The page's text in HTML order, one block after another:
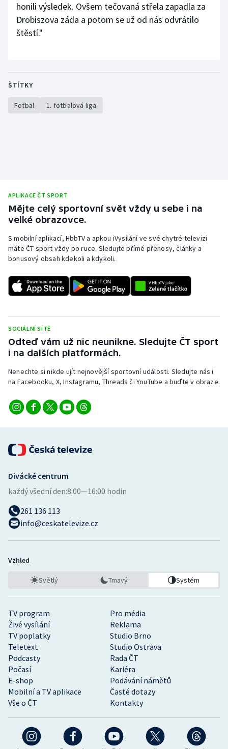
honili výsledek. Ovšem tečovaná střela zapadla za
Drobiszova záda a potom se už od nás odvrátilo
štěstí."
ŠTÍTKY
Fotbal 1. fotbalová liga
APLIKACE ČT SPORT
Mějte celý sportovní svět vždy u sebe i na
velké obrazovce.
S mobilní aplikací, HbbTV a apkou iVysílání ve své chytré televizi
máte ČT sport vždy po ruce. Sledujte přímé přenosy, články a
bonusový obsah kdekoli a kdykoli.
SOCIÁLNÍ SÍTĚ
Odteď vám už nic neunikne. Sledujte ČT sport
i na dalších platformách.
Nenechte si nikde ujít nejnovější sportovní události. Sledujte nás i
na Facebooku, X, Instagramu, Threads či YouTube a buďte v obraze.
TV program
Pro média
Živé vysílání
Reklama
TV poplatky
Studio Brno
Teletext
Studio Ostrava
Podcasty
Rada ČT
Počasí
Kariéra
E-shop
Podávání námětů
Mobilní a TV aplikace
Časté dotazy
Vše o ČT
Kontakty
Divácké centrum
každý všední den:8:00—16:00 hodin
261 136 113
info@ceskatelevize.cz
Vzhled
Světlý Tmavý Systém